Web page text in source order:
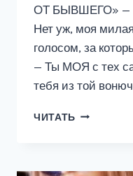
ОТ БЫВШЕГО» —
Нет уж, моя
голосом, за
— Ты МОЯ с тех
тебя из той
ЧИТАТЬ Я